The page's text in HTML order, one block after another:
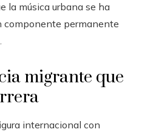
la música urbana se ha
componente permanente
migrante que
internacional con